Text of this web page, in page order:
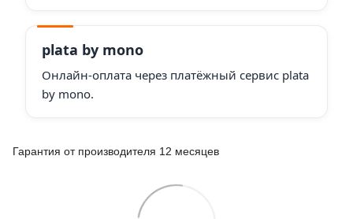
plata by mono
Онлайн-оплата через платёжный сервис plata
by mono.
Гарантия от производителя 12 месяцев